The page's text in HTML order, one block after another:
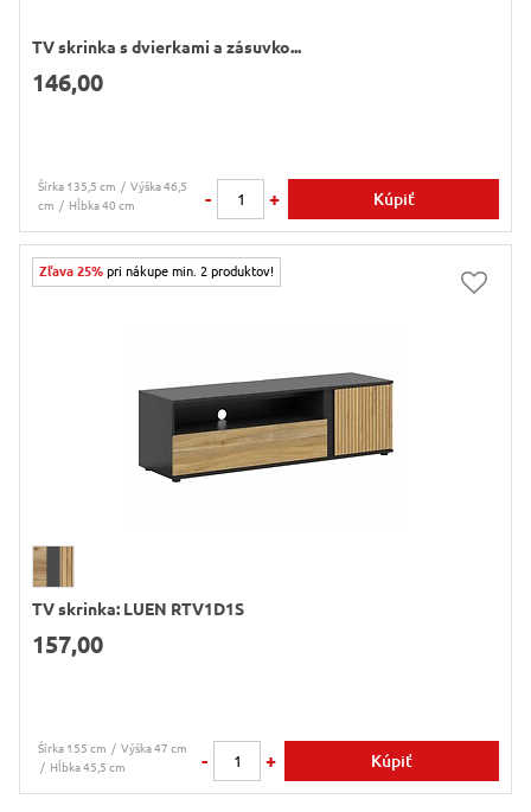
TV skrinka s dvierkami a zásuvko...
146,00
Šírka 135,5 cm
Výška 46,5
cm
Hĺbka 40 cm - + Kúpiť
Zľava 25% pri nákupe min. 2 produktov!
TV skrinka: LUEN RTV1D1S
157,00
Šírka 155 cm
Výška 47 cm
Hĺbka 45,5 cm
- + Kúpiť